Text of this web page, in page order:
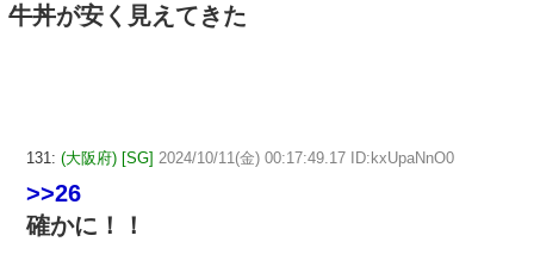
牛丼が安く見えてきた
131: (大阪府) [SG] 2024/10/11(金) 00:17:49.17 ID:kxUpaNnO0
>>26
確かに！！